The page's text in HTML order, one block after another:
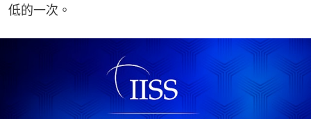
低的一次。